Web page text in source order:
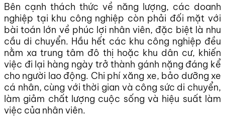
Bên cạnh thách thức về năng lượng, các doanh
nghiệp tại khu công nghiệp còn phải đối mặt với
bài toán lớn về phúc lợi nhân viên, đặc biệt là nhu
cầu di chuyển. Hầu hết các khu công nghiệp đều
nằm xa trung tâm đô thị hoặc khu dân cư, khiến
việc đi lại hàng ngày trở thành gánh nặng đáng kể
cho người lao động. Chi phí xăng xe, bảo dưỡng xe
cá nhân, cùng với thời gian và công sức di chuyển,
làm giảm chất lượng cuộc sống và hiệu suất làm
việc của nhân viên.